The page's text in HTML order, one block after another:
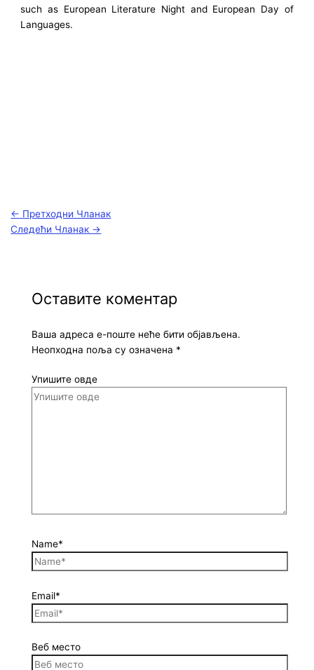
such as European Literature Night and European Day of
Languages.
← Претходни Чланак
Следећи Чланак →
Оставите коментар
Ваша адреса е-поште неће бити објављена.
Неопходна поља су означена *
Упишите овде
Name*
Email*
Веб место